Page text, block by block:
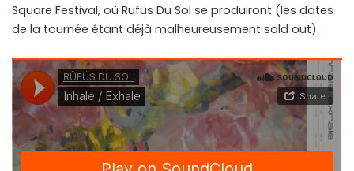
Square Festival, où Rüfüs Du Sol se produiront (les dates
de la tournée étant déjà malheureusement sold out).